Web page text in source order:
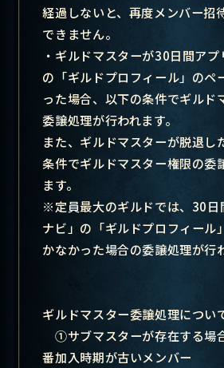
経過しないと、再度メンバー招
できません。
・ ギルドマスターが30日間アプ
の「ギルドプロフィール」のペ
った場合、以下の条件でギルド
委譲処理が行われます。
また、ギルドマスターが脱退し
条件でギルドマスター権限の委
ます。
※定員最大のギルドでは、30日
ナビ」の「ギルドプロフィール
かなかった場合の委譲処理が行
ギルドマスター委譲処理につい
①サブマスターが存在する場
番加入時期が古いメンバー